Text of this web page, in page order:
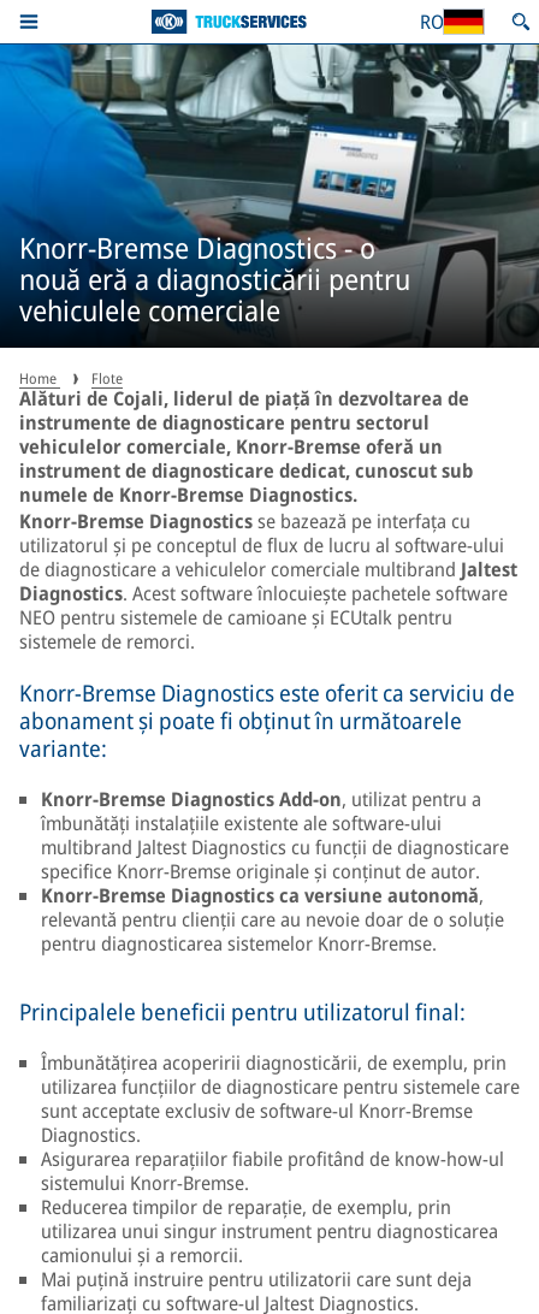
RO
Knorr-Bremse Diagnostics - o
nouă eră a diagnosticării pentru
vehiculele comerciale
Home Flote
Alături de Cojali, liderul de piață în dezvoltarea de
instrumente de diagnosticare pentru sectorul
vehiculelor comerciale, Knorr-Bremse oferă un
instrument de diagnosticare dedicat, cunoscut sub
numele de Knorr-Bremse Diagnostics.
Knorr-Bremse Diagnosticsse bazează pe interfața cu
utilizatorul și pe conceptul de flux de lucru al software-ului
de diagnosticare a vehiculelor comerciale multibrand Jaltest
Diagnostics. Acest software înlocuiește pachetele software
NEO pentru sistemele de camioane și ECUtalk pentru
sistemele de remorci.
Knorr-Bremse Diagnostics este oferit ca serviciu de
abonament și poate fi obținut în următoarele
variante:
Knorr-Bremse Diagnostics Add-on, utilizat pentru a
îmbunătăți instalațiile existente ale software-ului
multibrand Jaltest Diagnostics cu funcții de diagnosticare
specifice Knorr-Bremse originale și conținut de autor.
Knorr-Bremse Diagnostics ca versiune autonomă,
relevantă pentru clienții care au nevoie doar de o soluție
pentru diagnosticarea sistemelor Knorr-Bremse.
Principalele beneficii pentru utilizatorul final:
Îmbunătățirea acoperirii diagnosticării, de exemplu, prin
utilizarea funcțiilor de diagnosticare pentru sistemele care
sunt acceptate exclusiv de software-ul Knorr-Bremse
Diagnostics.
Asigurarea reparațiilor fiabile profitând de know-how-ul
sistemului Knorr-Bremse.
Reducerea timpilor de reparație, de exemplu, prin
utilizarea unui singur instrument pentru diagnosticarea
camionului și a remorcii.
Mai puțină instruire pentru utilizatorii care sunt deja
familiarizați cu software-ul Jaltest Diagnostics.